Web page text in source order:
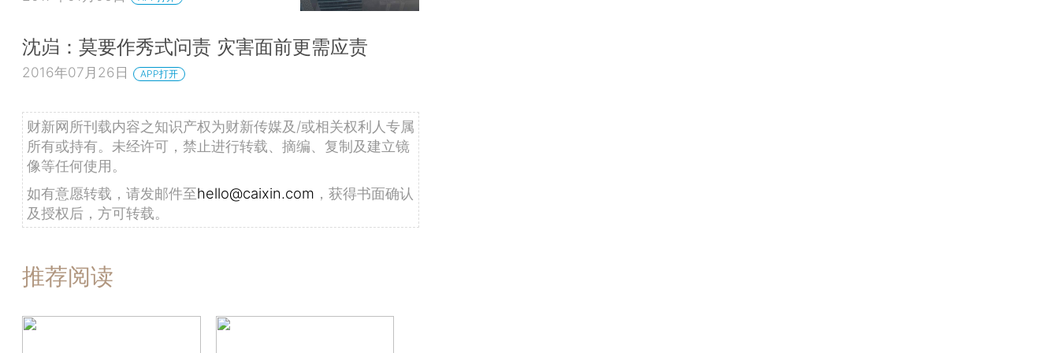
沈岿：莫要作秀式问责 灾害面前更需应责
2016年07月26日 APP打开
财新网所刊载内容之知识产权为财新传媒及/或相关权利人专属
所有或持有。未经许可，禁止进行转载、摘编、复制及建立镜
像等任何使用。
如有意愿转载，请发邮件至hello@caixin.com ，获得书面确认
及授权后，方可转载。
推荐阅读